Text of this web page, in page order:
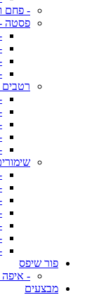
- פחם
פסטה -
רטבים
פור שיפס
- איפה
מבצעים